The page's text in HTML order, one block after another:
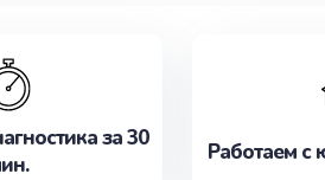
за 30
Работаем с